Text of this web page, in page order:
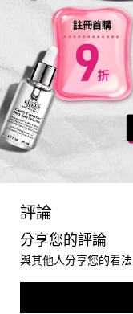
評論
分享您的評論
與其他人分享您的看法